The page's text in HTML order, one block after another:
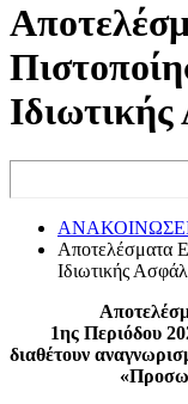
Αποτελέσματα
Ιδιωτικής
1ης Περιόδου
διαθέτουν